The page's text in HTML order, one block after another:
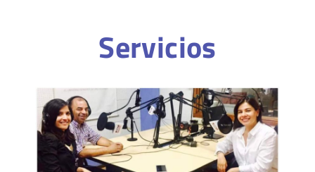
Servicios